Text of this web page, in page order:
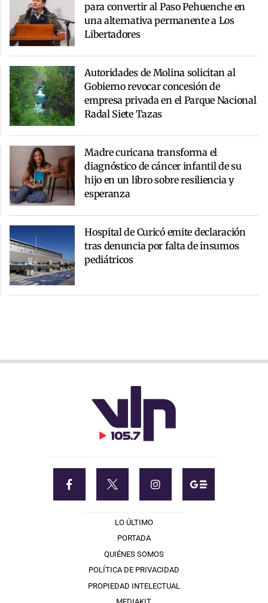
para convertir al Paso Pehuenche en
una alternativa permanente a Los
Libertadores
Autoridades de Molina solicitan al
Gobierno revocar concesión de
empresa privada en el Parque Nacional
Radal Siete Tazas
Madre curicana transforma el
diagnóstico de cáncer infantil de su
hijo en un libro sobre resiliencia y
esperanza
Hospital de Curicó emite declaración
tras denuncia por falta de insumos
pediátricos
LO ÚLTIMO
PORTADA
QUIÉNES SOMOS
POLÍTICA DE PRIVACIDAD
PROPIEDAD INTELECTUAL